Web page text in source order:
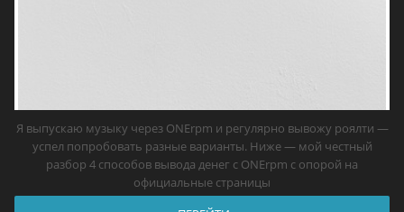
Я выпускаю музыку через ONErpm и регулярно вывожу роялти —
успел попробовать разные варианты. Ниже — мой честный
разбор 4 способов вывода денег с ONErpm с опорой на
официальные страницы